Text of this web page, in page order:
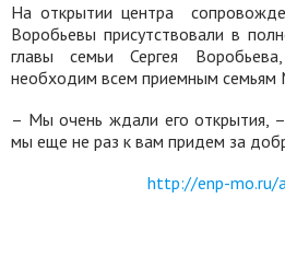
На открытии центра
Воробьевы присутствовали в
главы семьи Сергея
необходим всем приемным семьям
– Мы очень ждали его открытия,
мы еще не раз к вам придем за
http://enp-mo.ru/